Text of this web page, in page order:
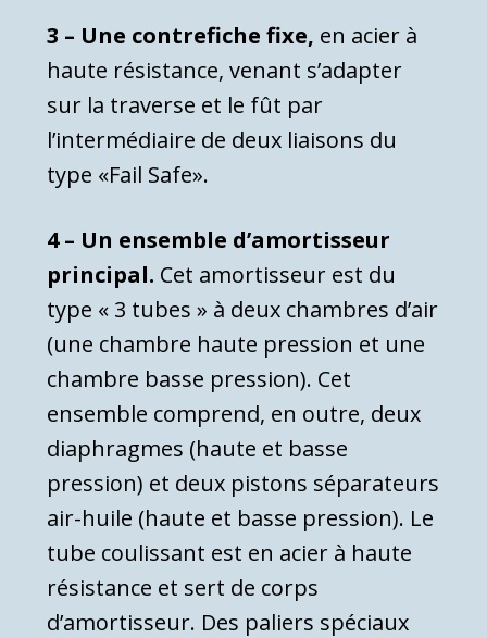
3 – Une contrefiche fixe, en acier à
haute résistance, venant s’adapter
sur la traverse et le fût par
l’intermédiaire de deux liaisons du
type «Fail Safe».
4 – Un ensemble d’amortisseur
principal. Cet amortisseur est du
type « 3 tubes » à deux chambres d’air
(une chambre haute pression et une
chambre basse pression). Cet
ensemble comprend, en outre, deux
diaphragmes (haute et basse
pression) et deux pistons séparateurs
air-huile (haute et basse pression). Le
tube coulissant est en acier à haute
résistance et sert de corps
d’amortisseur. Des paliers spéciaux